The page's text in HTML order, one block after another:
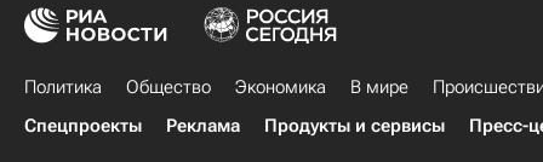
Политика Общество Экономика В мире
Спецпроекты
Реклама Продукты и сервисы Пресс-